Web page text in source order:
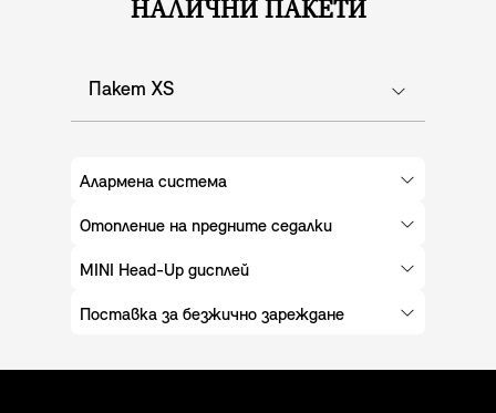
НАЛИЧНИ ПАКЕТИ
Пакет XS
Алармена система
Отопление на предните седалки
MINI Head-Up дисплей
Поставка за безжично зареждане